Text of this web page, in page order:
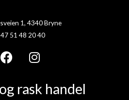
1, 4340 Bryne
51 48 20 40
F
c
I
s
rask handel